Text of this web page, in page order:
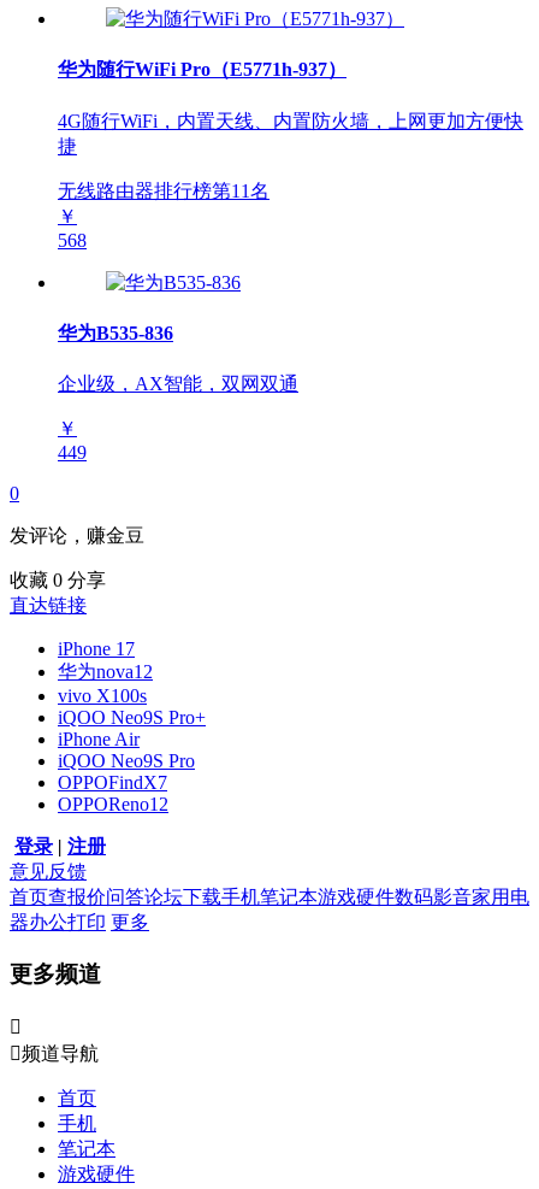
华为随行WiFi Pro（E5771h-937）
4G随行WiFi，内置天线、内置防火墙，上网更加方便快
捷
无线路由器排行榜第11名
￥
568
华为B535-836
企业级，AX智能，双网双通
￥
449
0
发评论，赚金豆
收藏 0 分享
直达链接
iPhone 17
华为nova12
vivo X100s
iQOO Neo9S Pro+
iPhone Air
iQOO Neo9S Pro
OPPOFindX7
OPPOReno12
登录 | 注册
意见反馈
首页查报价问答论坛下载手机笔记本游戏硬件数码影音家用电
器办公打印 更多
更多频道

频道导航
首页
手机
笔记本
游戏硬件